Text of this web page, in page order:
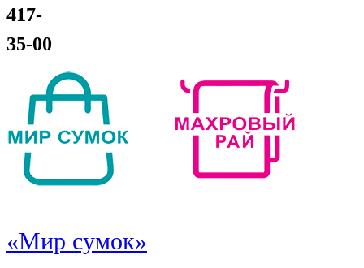
417-
35-00
«Мир сумок»